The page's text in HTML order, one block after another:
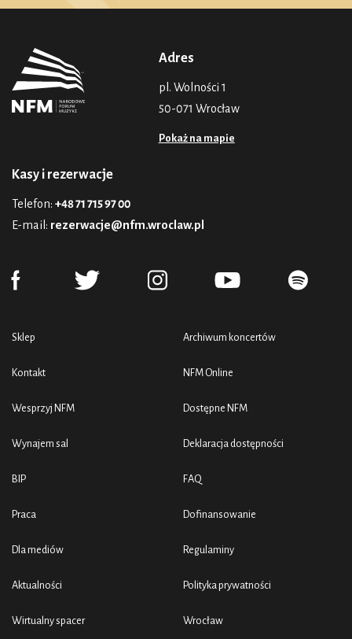
Adres
pl. Wolności 1
50-071 Wrocław
Pokaż na mapie
Kasy i rezerwacje
Telefon: +48 71 715 97 00
E-mail: rezerwacje@nfm.wroclaw.pl
Sklep
Kontakt
Wesprzyj NFM
Wynajem sal
BIP
Praca
Dla mediów
Aktualności
Wirtualny spacer
Archiwum koncertów
NFM Online
Dostępne NFM
Deklaracja dostępności
FAQ
Dofinansowanie
Regulaminy
Polityka prywatności
Wrocław